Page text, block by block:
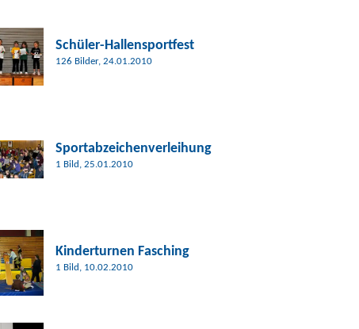
Schüler-Hallensportfest
126 Bilder, 24.01.2010
Sportabzeichenverleihung
1 Bild, 25.01.2010
Kinderturnen Fasching
1 Bild, 10.02.2010